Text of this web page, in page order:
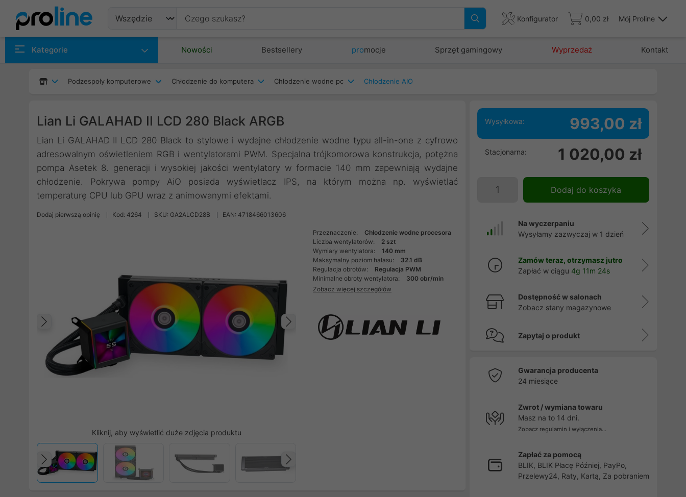
Konfigurator 0,00 zł Mój Proline
Kategorie Nowości Bestsellery promocje Sprzęt gamingowy Wyprzedaż Kontakt
Podzespoły komputerowe Chłodzenie do komputera Chłodzenie wodne pc Chłodzenie AIO
Lian Li GALAHAD II LCD 280 Black ARGB
Lian Li GALAHAD II LCD 280 Black to stylowe i wydajne chłodzenie wodne typu all-in-one z cyfrowo
adresowalnym oświetleniem RGB i wentylatorami PWM. Specjalna trójkomorowa konstrukcja, potężna
pompa Asetek 8. generacji i wysokiej jakości wentylatory w formacie 140 mm zapewniają wydajne
chłodzenie. Pokrywa pompy AiO posiada wyświetlacz IPS, na którym można np. wyświetlać
temperaturę CPU lub GPU wraz z animowanymi efektami.
Dodaj pierwszą opinię Kod: 4264 SKU: GA2ALCD28B EAN: 4718466013606
Następny
Poprzedni
Kliknij, aby wyświetlić duże zdjęcia produktu
Poprzedni
Przeznaczenie:
Chłodzenie wodne procesora
Liczba wentylatorów:
2 szt
Wymiary wentylatora:
140 mm
Maksymalny poziom hałasu:
32.1 dB
Regulacja obrotów:
Regulacja PWM
Minimalne obroty wentylatora:
300 obr/min
Zobacz więcej szczegółów
Wysyłkowa: 993,00 zł
Stacjonarna: 1 020,00 zł
Dodaj do koszyka
Na wyczerpaniu
Wysyłamy zazwyczaj w 1 dzień
Zamów teraz, otrzymasz jutro
Zapłać w ciągu 4g 11m 22s
Dostępność w salonach
Zobacz stany magazynowe
Zapytaj o produkt
Gwarancja producenta
24 miesiące
Zwrot / wymiana towaru
Masz na to 14 dni.
Zobacz regulamin i wyłączenia...
Zapłać za pomocą
BLIK, BLIK Płacę Później, PayPo,
Przelewy24, Raty, Kartą, Za pobraniem